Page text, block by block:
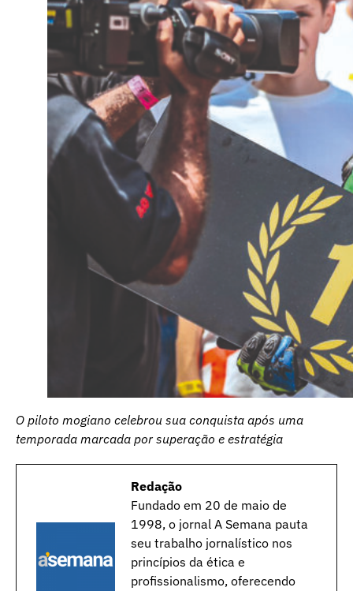
O piloto mogiano celebrou sua conquista após uma
temporada marcada por superação e estratégia
Redação
Fundado em 20 de maio de
1998, o jornal A Semana pauta
seu trabalho jornalístico nos
princípios da ética e
profissionalismo, oferecendo